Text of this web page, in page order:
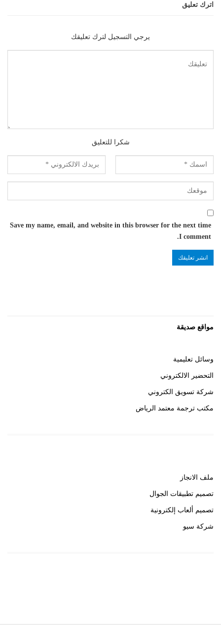
اترك تعليق
يرجي التسجيل لترك تعليقك
شكرا للتعليق
Save my name, email, and website in this browser for the next time
I comment.
مواقع صديقة
وسائل تعليمية
التحضير الالكتروني
شركة تسويق الكتروني
مكتب ترجمة معتمد الرياض
ملف الانجاز
تصميم تطبيقات الجوال
تصميم ألعاب إلكترونية
شركة سيو